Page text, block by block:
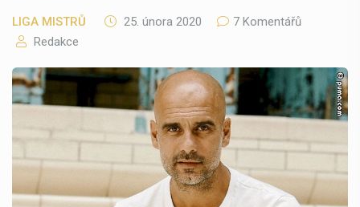
LIGA MISTRŮ 25. února 2020
7 Komentářů
Redakce